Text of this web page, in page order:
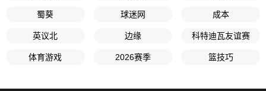
蜀葵 球迷网 成本
英议北 边缘 科特迪瓦友谊赛
体育游戏 2026赛季 篮技巧